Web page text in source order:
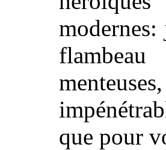
modernes:
que pour